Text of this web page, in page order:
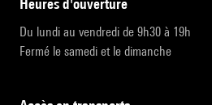
heures d'ouverture
Du lundi au vendredi de 9h30 à 19h
Fermé le samedi et le dimanche